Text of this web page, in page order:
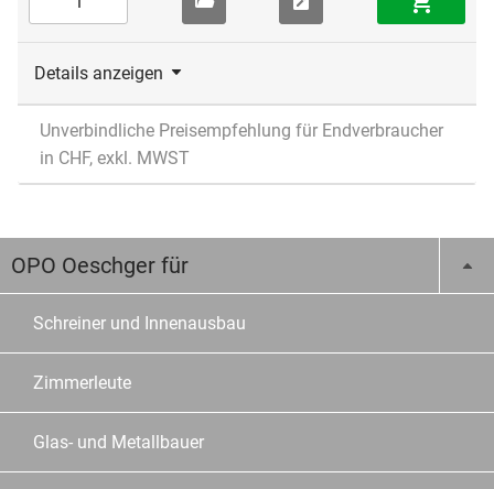
Details anzeigen
Unverbindliche Preisempfehlung für Endverbraucher
in CHF, exkl. MWST
OPO Oeschger für
Schreiner und Innenausbau
Zimmerleute
Glas- und Metallbauer